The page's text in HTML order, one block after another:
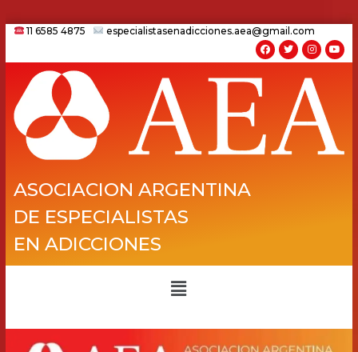
11 6585 4875 especialistasenadicciones.aea@gmail.com
ASOCIACION ARGENTINA
DE ESPECIALISTAS
EN ADICCIONES